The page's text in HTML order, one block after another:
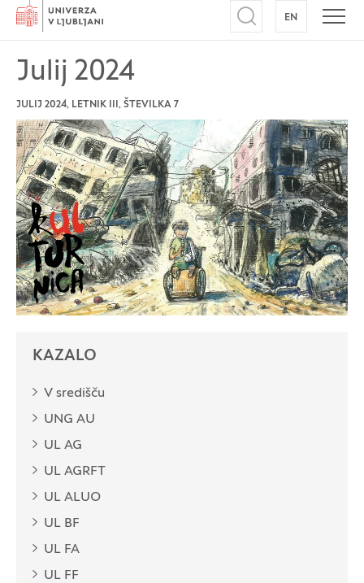
Domov
Odpri iskalnik
EN NA
Julij 2024
JULIJ 2024, LETNIK III, ŠTEVILKA 7
KAZALO
V središču
UNG AU
UL AG
UL AGRFT
UL ALUO
UL BF
UL FA
UL FF